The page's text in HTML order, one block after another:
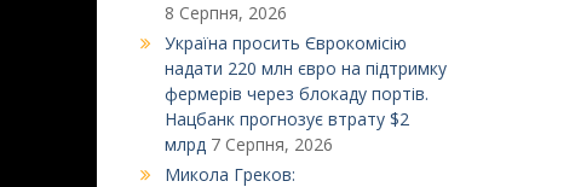
8 Серпня, 2026
Україна просить Єврокомісію
надати 220 млн євро на підтримку
фермерів через блокаду портів.
Нацбанк прогнозує втрату $2
млрд 7 Серпня, 2026
Микола Греков: